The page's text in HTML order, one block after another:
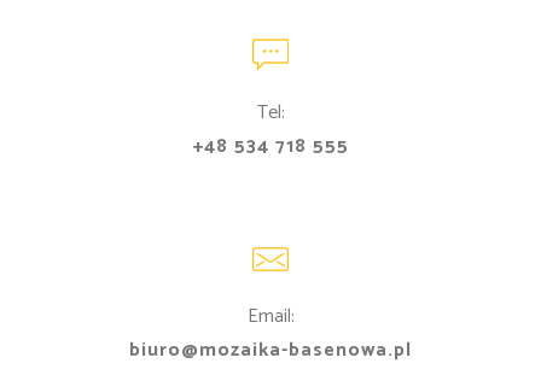
Tel:
+48 534 718 555
Email:
biuro@mozaika-basenowa.pl